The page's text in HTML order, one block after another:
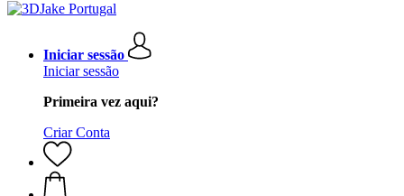
Iniciar sessão
Iniciar sessão
Primeira vez aqui?
Criar Conta